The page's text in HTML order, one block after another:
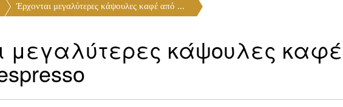
Έρχονται μεγαλύτερες κάψουλες καφέ από ...
μεγαλύτερες κάψουλες καφέ